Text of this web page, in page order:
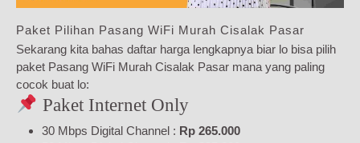
Paket Pilihan Pasang WiFi Murah Cisalak Pasar
Sekarang kita bahas daftar harga lengkapnya biar lo bisa pilih
paket Pasang WiFi Murah Cisalak Pasar mana yang paling
cocok buat lo:
Paket Internet Only
30 Mbps Digital Channel : Rp 265.000